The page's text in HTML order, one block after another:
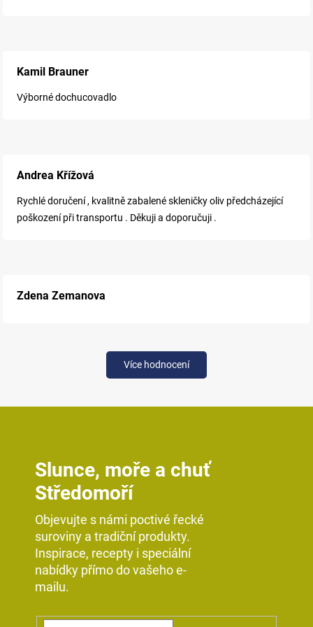
Kamil Brauner
Výborné dochucovadlo
Andrea Křížová
Rychlé doručení , kvalitně zabalené skleničky oliv předcházející
poškození při transportu . Děkuji a doporučuji .
Zdena Zemanova
Více hodnocení
Slunce, moře a chuť
Středomoří
Objevujte s námi poctivé řecké
suroviny a tradiční produkty.
Inspirace, recepty i speciální
nabídky přímo do vašeho e-
mailu.